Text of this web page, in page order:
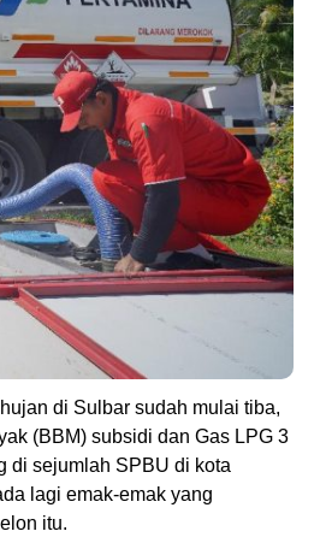
di Sulbar sudah mulai tiba,
(BBM) subsidi dan Gas LPG 3
di sejumlah SPBU di kota
lagi emak-emak yang
itu.